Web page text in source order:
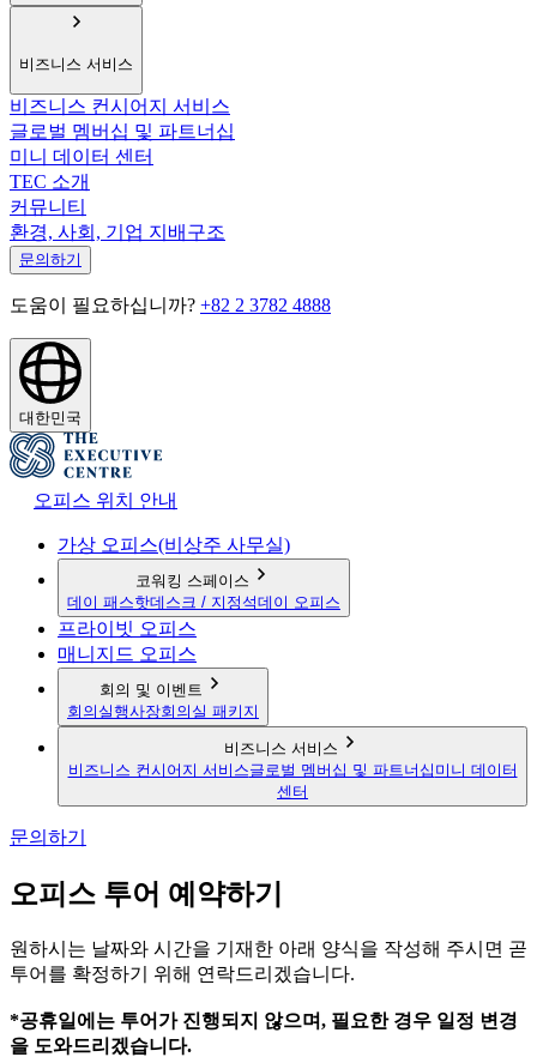
비즈니스 서비스
비즈니스 컨시어지 서비스
글로벌 멤버십 및 파트너십
미니 데이터 센터
TEC 소개
커뮤니티
환경, 사회, 기업 지배구조
문의하기
도움이 필요하십니까? +82 2 3782 4888
대한민국
오피스 위치 안내
가상 오피스(비상주 사무실)
코워킹 스페이스
데이 패스핫데스크 / 지정석데이 오피스
프라이빗 오피스
매니지드 오피스
회의 및 이벤트
회의실행사장회의실 패키지
비즈니스 서비스
비즈니스 컨시어지 서비스글로벌 멤버십 및 파트너십 미니 데이터
센터
문의하기
오피스 투어 예약하기
원하시는 날짜와 시간을 기재한 아래 양식을 작성해 주시면 곧
투어를 확정하기 위해 연락드리겠습니다.
*공휴일에는 투어가 진행되지 않으며, 필요한 경우 일정 변경
을 도와드리겠습니다.